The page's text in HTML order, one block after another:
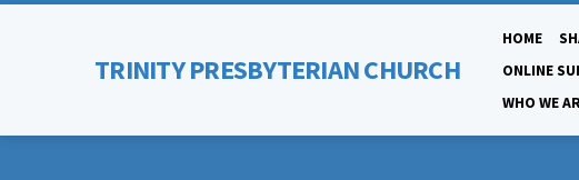
TRINITY PRESBYTERIAN CHURCH
HOME
ONLINE
WHO WE